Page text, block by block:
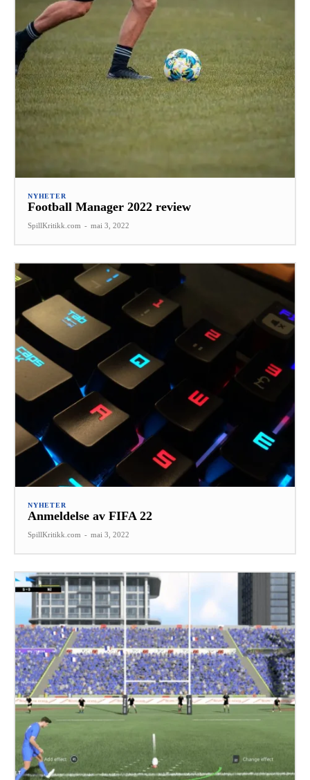
NYHETER
Football Manager 2022 review
SpillKritikk.com - mai 3, 2022
NYHETER
Anmeldelse av FIFA 22
SpillKritikk.com - mai 3, 2022